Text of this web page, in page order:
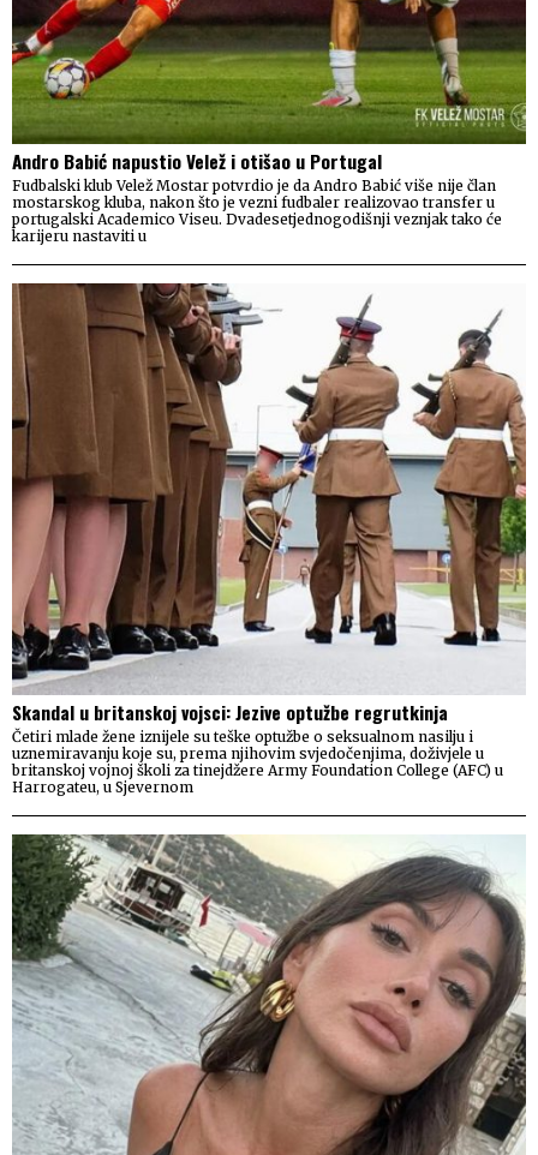
Andro Babić napustio Velež i otišao u Portugal
Fudbalski klub Velež Mostar potvrdio je da Andro Babić više nije član
mostarskog kluba, nakon što je vezni fudbaler realizovao transfer u
portugalski Academico Viseu. Dvadesetjednogodišnji veznjak tako će
karijeru nastaviti u
Skandal u britanskoj vojsci: Jezive optužbe regrutkinja
Četiri mlade žene iznijele su teške optužbe o seksualnom nasilju i
uznemiravanju koje su, prema njihovim svjedočenjima, doživjele u
britanskoj vojnoj školi za tinejdžere Army Foundation College (AFC) u
Harrogateu, u Sjevernom